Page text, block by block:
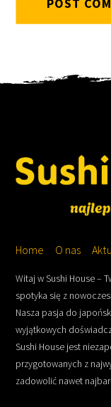
Home O nas
Witaj w Sushi House –
spotyka się z
Nasza pasja do
wyjątkowych
Sushi House jest
przygotowanych z
zadowolić nawet